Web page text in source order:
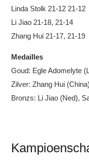
Linda Stolk 21-12 21-12
Li Jiao 21-18, 21-14
Zhang Hui 21-17, 21-19
Medailles
Goud: Egle Adomelyte
Zilver: Zhang Hui (China)
Bronzs: Li Jiao (Ned),